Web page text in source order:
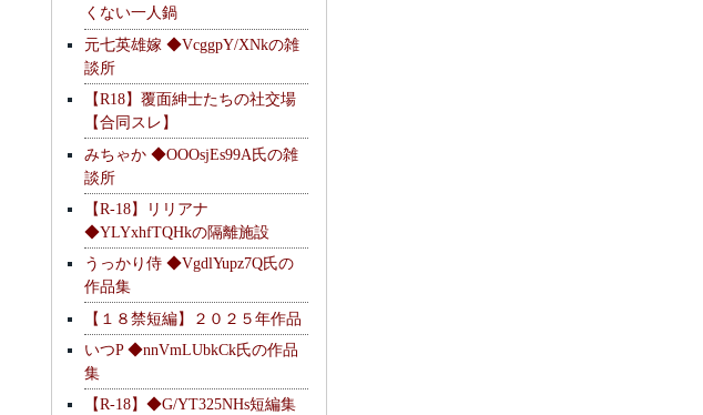
くない一人鍋
元七英雄嫁 ◆VcggpY/XNkの雑
談所
【R18】覆面紳士たちの社交場
【合同スレ】
みちゃか ◆OOOsjEs99A氏の雑
談所
【R-18】リリアナ
◆YLYxhfTQHkの隔離施設
うっかり侍 ◆VgdlYupz7Q氏の
作品集
【１８禁短編】２０２５年作品
いつP ◆nnVmLUbkCk氏の作品
集
【R-18】◆G/YT325NHs短編集